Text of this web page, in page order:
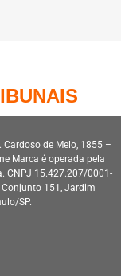
de Melo, 1855 –
Marca é operada pela
CNPJ 15.427.207/0001-
Conjunto 151, Jardim
SP.